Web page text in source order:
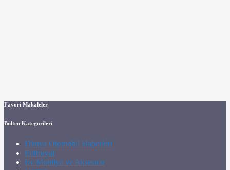
Favori Makaleler
Bülten Kategorileri
Dünya Otomobil Haberleri
Editoryal
Ev Mobilya ve Aksesuar